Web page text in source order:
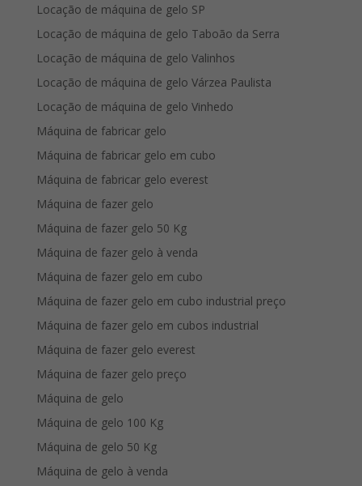
Locação de máquina de gelo SP
Locação de máquina de gelo Taboão da Serra
Locação de máquina de gelo Valinhos
Locação de máquina de gelo Várzea Paulista
Locação de máquina de gelo Vinhedo
Máquina de fabricar gelo
Máquina de fabricar gelo em cubo
Máquina de fabricar gelo everest
Máquina de fazer gelo
Máquina de fazer gelo 50 Kg
Máquina de fazer gelo à venda
Máquina de fazer gelo em cubo
Máquina de fazer gelo em cubo industrial preço
Máquina de fazer gelo em cubos industrial
Máquina de fazer gelo everest
Máquina de fazer gelo preço
Máquina de gelo
Máquina de gelo 100 Kg
Máquina de gelo 50 Kg
Máquina de gelo à venda